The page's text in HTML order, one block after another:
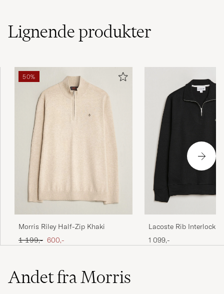
ANDREAS W KØBTE PÅ CAREOFCARL.NO
Ser bra ut, det er en gave 👍
SIGRID B
Fornøyd med handelen
KØBTE PÅ CAREOFCARL.NO
Väldigt fin kvalitet. Bra passform
Lignendeprodukter
50%
Morris Riley Half-Zip Khaki
Ordinary pris
1 199,- Nedsat pris
600,-
Lacoste Rib Interlock
Black
1 099,-
Andet fra Morris